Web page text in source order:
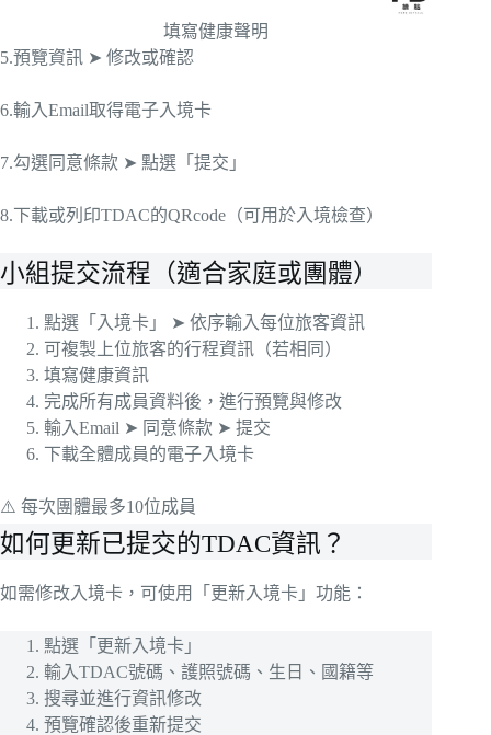
填寫健康聲明
5.預覽資訊 ➤ 修改或確認
6.輸入Email取得電子入境卡
7.勾選同意條款 ➤ 點選「提交」
8.下載或列印TDAC的QRcode（可用於入境檢查）
小組提交流程（適合家庭或團體）
點選「入境卡」 ➤ 依序輸入每位旅客資訊
可複製上位旅客的行程資訊（若相同）
填寫健康資訊
完成所有成員資料後，進行預覽與修改
輸入Email ➤ 同意條款 ➤ 提交
下載全體成員的電子入境卡
⚠️ 每次團體最多10位成員
如何更新已提交的TDAC資訊？
如需修改入境卡，可使用「更新入境卡」功能：
點選「更新入境卡」
輸入TDAC號碼、護照號碼、生日、國籍等
搜尋並進行資訊修改
預覽確認後重新提交